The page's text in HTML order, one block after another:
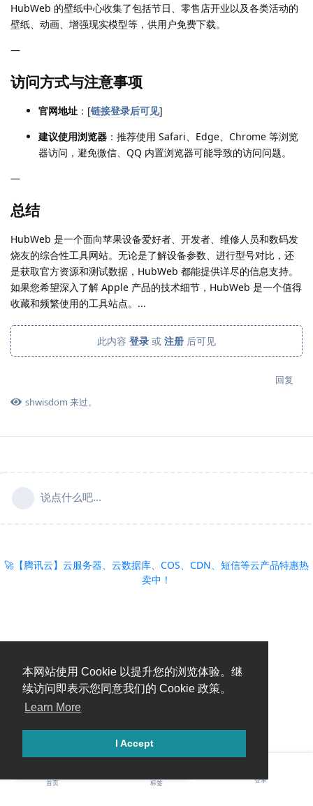
本网站使用 Cookie 以提升您的浏览体验。继
续访问即表示您同意我们的 Cookie 政策。
Learn More
I Accept
HubWeb 的壁纸中心收集了包括节日、零售店开业以及各类活动的
壁纸、动画、增强现实模型等，供用户免费下载。
—
访问方式与注意事项
官网地址 ：[链接登录后可见]
建议使用浏览器 ：推荐使用 Safari、Edge、Chrome 等浏览
器访问，避免微信、QQ 内置浏览器可能导致的访问问题。
—
总结
HubWeb 是一个面向苹果设备爱好者、开发者、维修人员和数码发
烧友的综合性工具网站。无论是了解设备参数、进行型号对比，还
是获取官方资源和测试数据，HubWeb 都能提供详尽的信息支持。
如果您希望深入了解 Apple 产品的技术细节，HubWeb 是一个值得
收藏和频繁使用的工具站点。...
此内容 登录 或 注册 后可见
回复
shwisdom 来过。
说点什么吧...
🚀【腾讯云】云服务器、云数据库、COS、CDN、短信等云产品特惠热
卖中！
首页 标签 登录